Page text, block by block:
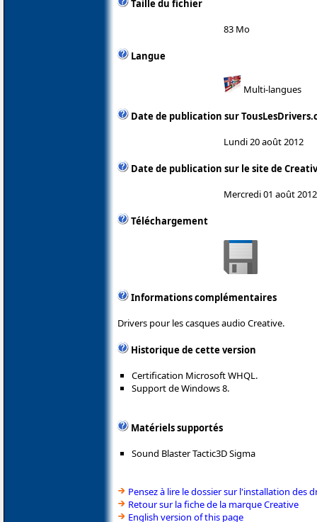
Taille du fichier
83 Mo
Langue
Multi-langues
Date de publication sur
Lundi 20 août 2012
Date de publication sur le site de
Mercredi 01 août 2012
Téléchargement
Informations complémentaires
Drivers pour les casques audio Creative.
Historique de cette version
Certification Microsoft WHQL.
Support de Windows 8.
Matériels supportés
Sound Blaster Tactic3D Sigma
Pensez à lire le dossier sur l'installation des
Retour sur la fiche de la marque Creative
English version of this page